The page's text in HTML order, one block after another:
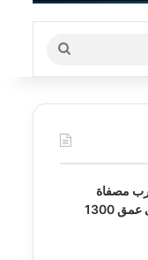
بحث
عن
مصفاة
باشنفت-نوفويل على عمق 1300